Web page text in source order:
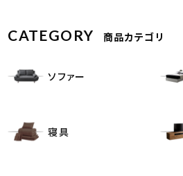
CATEGORY 商品カテゴリ
ソファー
寝具